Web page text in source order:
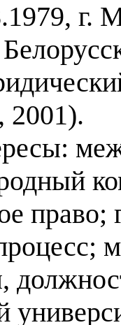
г.
2001).
право;